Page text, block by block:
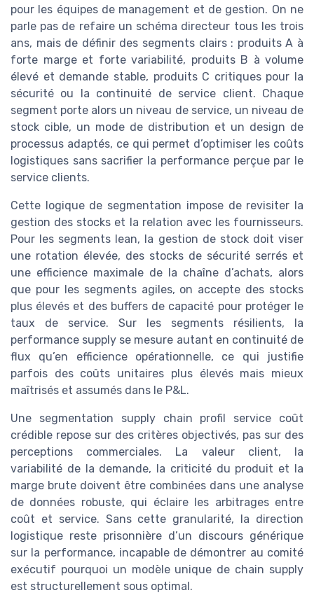
pour les équipes de management et de gestion. On ne
parle pas de refaire un schéma directeur tous les trois
ans, mais de définir des segments clairs : produits A à
forte marge et forte variabilité, produits B à volume
élevé et demande stable, produits C critiques pour la
sécurité ou la continuité de service client. Chaque
segment porte alors un niveau de service, un niveau de
stock cible, un mode de distribution et un design de
processus adaptés, ce qui permet d’optimiser les coûts
logistiques sans sacrifier la performance perçue par le
service clients.
Cette logique de segmentation impose de revisiter la
gestion des stocks et la relation avec les fournisseurs.
Pour les segments lean, la gestion de stock doit viser
une rotation élevée, des stocks de sécurité serrés et
une efficience maximale de la chaîne d’achats, alors
que pour les segments agiles, on accepte des stocks
plus élevés et des buffers de capacité pour protéger le
taux de service. Sur les segments résilients, la
performance supply se mesure autant en continuité de
flux qu’en efficience opérationnelle, ce qui justifie
parfois des coûts unitaires plus élevés mais mieux
maîtrisés et assumés dans le P&L.
Une segmentation supply chain profil service coût
crédible repose sur des critères objectivés, pas sur des
perceptions commerciales. La valeur client, la
variabilité de la demande, la criticité du produit et la
marge brute doivent être combinées dans une analyse
de données robuste, qui éclaire les arbitrages entre
coût et service. Sans cette granularité, la direction
logistique reste prisonnière d’un discours générique
sur la performance, incapable de démontrer au comité
exécutif pourquoi un modèle unique de chain supply
est structurellement sous optimal.